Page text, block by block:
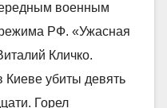
военным
РФ. «Ужасная
Кличко.
Киеве убиты девять
Горел